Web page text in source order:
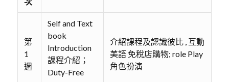
第
1
週
Self and Text
book
Introduction
課程介紹；
Duty-Free
介紹課程及認識彼比 , 互動
美語 免稅店購物; role Play
角色扮演